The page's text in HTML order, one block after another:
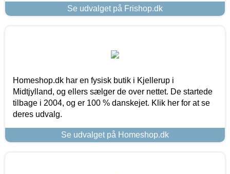
Se udvalget på Frishop.dk
Homeshop.dk har en fysisk butik i Kjellerup i
Midtjylland, og ellers sælger de over nettet. De startede
tilbage i 2004, og er 100 % danskejet. Klik her for at se
deres udvalg.
Se udvalget på Homeshop.dk